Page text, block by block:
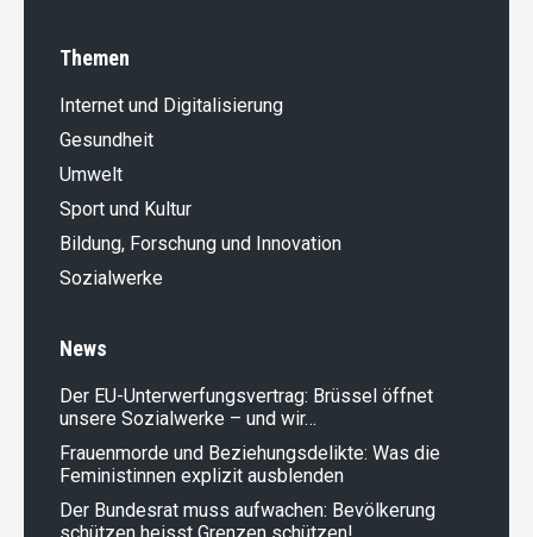
Themen
Internet und Digitalisierung
Gesundheit
Umwelt
Sport und Kultur
Bildung, Forschung und Innovation
Sozialwerke
News
Der EU-Unterwerfungsvertrag: Brüssel öffnet
unsere Sozialwerke – und wir…
Frauenmorde und Beziehungsdelikte: Was die
Feministinnen explizit ausblenden
Der Bundesrat muss aufwachen: Bevölkerung
schützen heisst Grenzen schützen!